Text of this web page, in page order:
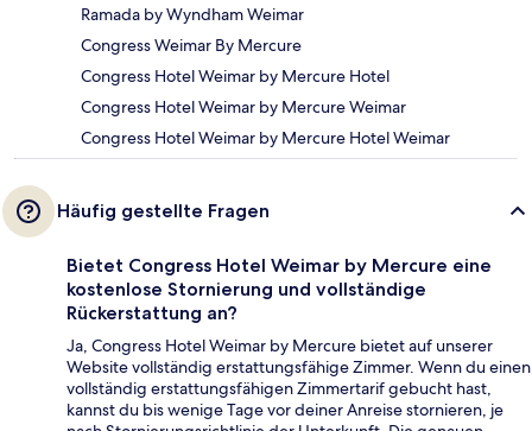
Ramada by Wyndham Weimar
Congress Weimar By Mercure
Congress Hotel Weimar by Mercure Hotel
Congress Hotel Weimar by Mercure Weimar
Congress Hotel Weimar by Mercure Hotel Weimar
Häufig gestellte Fragen
Bietet Congress Hotel Weimar by Mercure eine
kostenlose Stornierung und vollständige
Rückerstattung an?
Ja, Congress Hotel Weimar by Mercure bietet auf unserer
Website vollständig erstattungsfähige Zimmer. Wenn du einen
vollständig erstattungsfähigen Zimmertarif gebucht hast,
kannst du bis wenige Tage vor deiner Anreise stornieren, je